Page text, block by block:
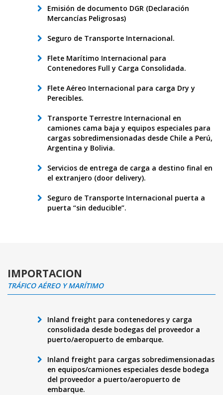
Emisión de documento DGR (Declaración
Mercancías Peligrosas)
Seguro de Transporte Internacional.
Flete Marítimo Internacional para
Contenedores Full y Carga Consolidada.
Flete Aéreo Internacional para carga Dry y
Perecibles.
Transporte Terrestre Internacional en
camiones cama baja y equipos especiales para
cargas sobredimensionadas desde Chile a Perú,
Argentina y Bolivia.
Servicios de entrega de carga a destino final en
el extranjero (door delivery).
Seguro de Transporte Internacional puerta a
puerta “sin deducible”.
IMPORTACION
TRÁFICO AÉREO Y MARÍTIMO
Inland freight para contenedores y carga
consolidada desde bodegas del proveedor a
puerto/aeropuerto de embarque.
Inland freight para cargas sobredimensionadas
en equipos/camiones especiales desde bodega
del proveedor a puerto/aeropuerto de
embarque.